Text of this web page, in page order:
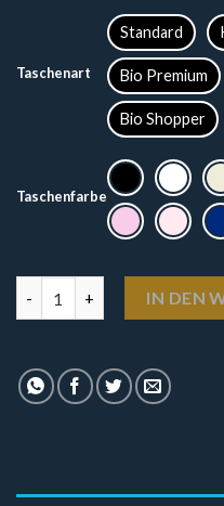
Taschenart
Standard
Bio Premium
Bio Shopper
Taschenfarbe
IN DEN